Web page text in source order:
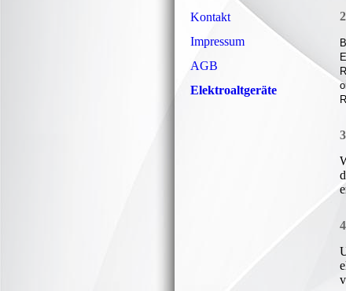
Kontakt
Impressum
AGB
Elektroaltgeräte